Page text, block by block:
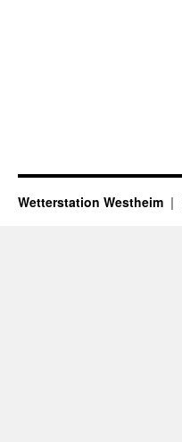
Wetterstation Westheim